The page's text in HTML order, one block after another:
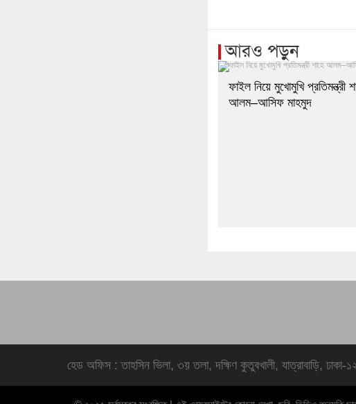
আরও পড়ুন
ফাইল নিয়ে মুখোমুখি প্রতিমন্ত্রী
আলম–আসিফ মাহমুদ
হেড অফিস : তাহসিন ভিলা, ৩য় তলা, দক্ষিণ কুতুবখালী, যাত্রাবাড়ি, ঢাকা-